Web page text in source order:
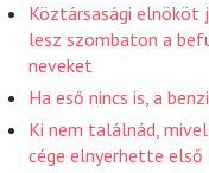
Köztársasági elnököt
lesz szombaton a
neveket
Ha eső nincs is, a
Ki nem találnád,
cége elnyerhette